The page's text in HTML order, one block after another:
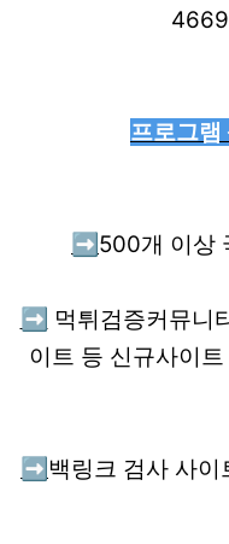
프로그램
➡️ 500개 이상
➡️ 먹튀검증커뮤니
이트 등 신규사이
➡️ 백링크 검사 사